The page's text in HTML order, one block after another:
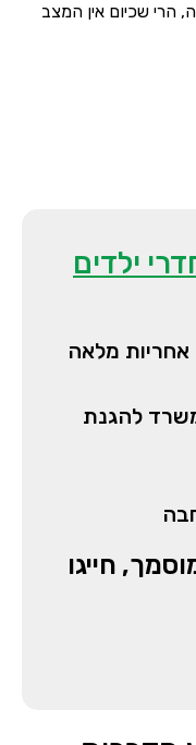
הרי שכיום אין המצב
ילדים
אחריות מלאה
להגנת
חייגו